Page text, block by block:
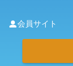
会員サイト